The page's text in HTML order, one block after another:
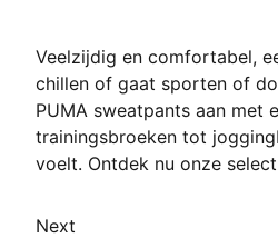
Veelzijdig en comfortabel,
chillen of gaat sporten of
PUMA sweatpants aan met
trainingsbroeken tot
voelt. Ontdek nu onze
Next